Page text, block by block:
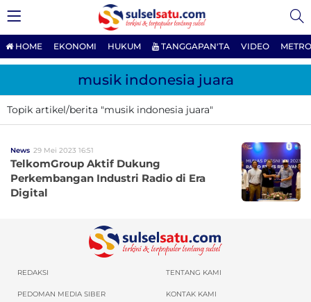
HOME EKONOMI HUKUM TANGGAPAN'TA VIDEO
musik indonesia juara
Topik artikel/berita "musik indonesia juara"
News 29 Mei 2023 16:51
TelkomGroup Aktif Dukung
Perkembangan Industri Radio di Era
Digital
REDAKSI TENTANG KAMI
PEDOMAN MEDIA SIBER KONTAK KAMI